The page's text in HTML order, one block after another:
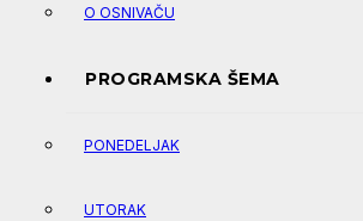
O OSNIVAČU
PROGRAMSKA ŠEMA
PONEDELJAK
UTORAK